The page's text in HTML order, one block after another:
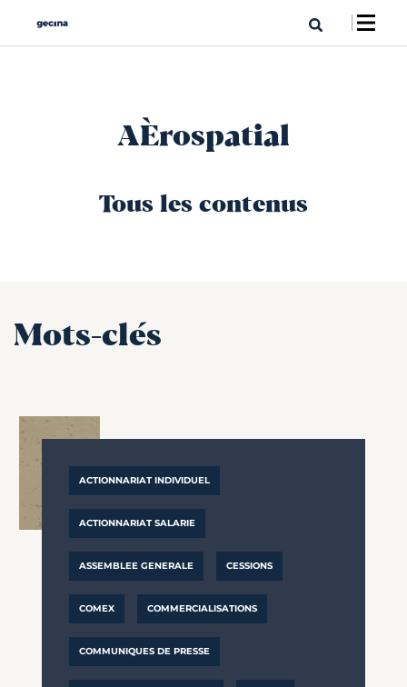
AÈrospatial
Tous les contenus
Mots-clés
ACTIONNARIAT INDIVIDUEL
ACTIONNARIAT SALARIE
ASSEMBLEE GENERALE CESSIONS
COMEX COMMERCIALISATIONS
COMMUNIQUES DE PRESSE